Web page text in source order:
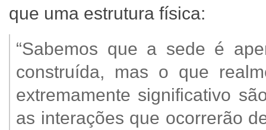
que uma estrutura física:
“Sabemos que a sede é
construída, mas o que
extremamente significativo
as interações que ocorrerão